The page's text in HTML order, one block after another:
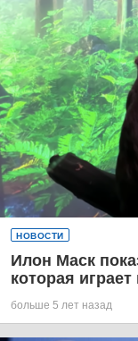
НОВОСТИ
Илон Маск
которая
больше 5 лет назад